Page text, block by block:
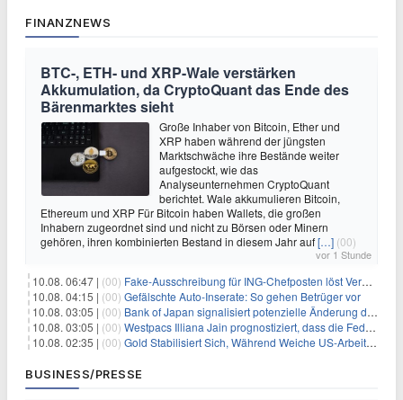
FINANZNEWS
BTC-, ETH- und XRP-Wale verstärken
Akkumulation, da CryptoQuant das Ende des
Bärenmarktes sieht
Große Inhaber von Bitcoin, Ether und
XRP haben während der jüngsten
Marktschwäche ihre Bestände weiter
aufgestockt, wie das
Analyseunternehmen CryptoQuant
berichtet. Wale akkumulieren Bitcoin,
Ethereum und XRP Für Bitcoin haben Wallets, die großen
Inhabern zugeordnet sind und nicht zu Börsen oder Minern
gehören, ihren kombinierten Bestand in diesem Jahr auf[…] (00)
vor 1 Stunde
10.08. 06:47 | (00) Fake-Ausschreibung für ING-Chefposten löst Verwirrung aus
10.08. 04:15 | (00) Gefälschte Auto-Inserate: So gehen Betrüger vor
10.08. 03:05 | (00) Bank of Japan signalisiert potenzielle Änderung der Zinspolitik angesichts von Inflationsbedenken
10.08. 03:05 | (00) Westpacs Illiana Jain prognostiziert, dass die Fed die Zinssätze nach dem Arbeitsmarktbericht stabil halten wird
10.08. 02:35 | (00) Gold Stabilisiert Sich, Während Weiche US-Arbeitsmarktdaten Zinsängste Lindern
BUSINESS/PRESSE